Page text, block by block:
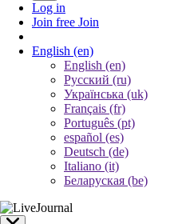
Log in
Join free Join
English (en)
English (en)
Русский (ru)
Українська (uk)
Français (fr)
Português (pt)
español (es)
Deutsch (de)
Italiano (it)
Беларуская (be)